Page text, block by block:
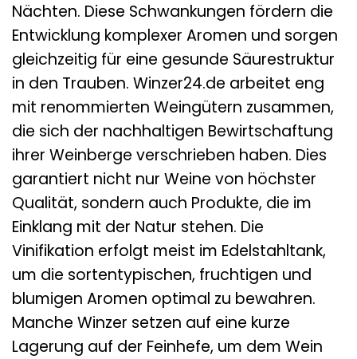
Nächten. Diese Schwankungen fördern die
Entwicklung komplexer Aromen und sorgen
gleichzeitig für eine gesunde Säurestruktur
in den Trauben. Winzer24.de arbeitet eng
mit renommierten Weingütern zusammen,
die sich der nachhaltigen Bewirtschaftung
ihrer Weinberge verschrieben haben. Dies
garantiert nicht nur Weine von höchster
Qualität, sondern auch Produkte, die im
Einklang mit der Natur stehen. Die
Vinifikation erfolgt meist im Edelstahltank,
um die sortentypischen, fruchtigen und
blumigen Aromen optimal zu bewahren.
Manche Winzer setzen auf eine kurze
Lagerung auf der Feinhefe, um dem Wein